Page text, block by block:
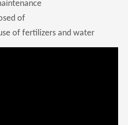
of
of fertilizers and water